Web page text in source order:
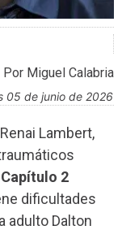
Por Miguel Calabria
05 de junio de 2026
Lambert,
2
dificultades
adulto Dalton